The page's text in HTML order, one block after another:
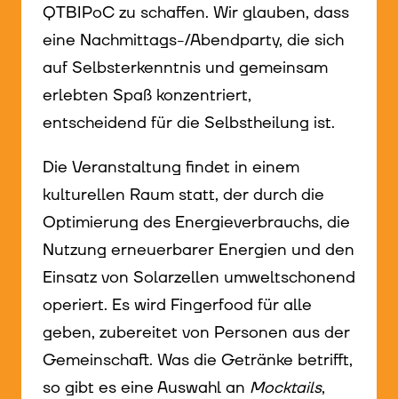
QTBIPoC zu schaffen. Wir glauben, dass
eine Nachmittags-/Abendparty, die sich
auf Selbsterkenntnis und gemeinsam
erlebten Spaß konzentriert,
entscheidend für die Selbstheilung ist.
Die Veranstaltung findet in einem
kulturellen Raum statt, der durch die
Optimierung des Energieverbrauchs, die
Nutzung erneuerbarer Energien und den
Einsatz von Solarzellen umweltschonend
operiert. Es wird Fingerfood für alle
geben, zubereitet von Personen aus der
Gemeinschaft. Was die Getränke betrifft,
so gibt es eine Auswahl an Mocktails,